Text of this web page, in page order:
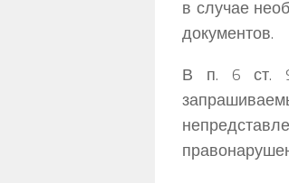
в случае
документов.
В п. 6 ст.